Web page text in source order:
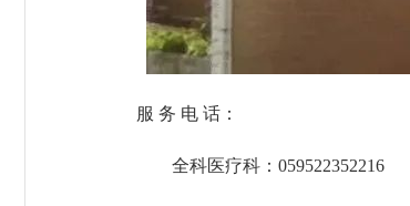
服 务 电 话：
全科医疗科：059522352216